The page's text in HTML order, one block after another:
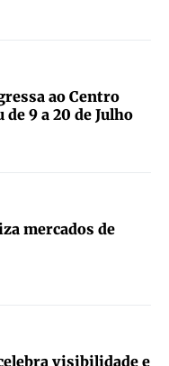
ao Centro
9 a 20 de Julho
mercados de
visibilidade e